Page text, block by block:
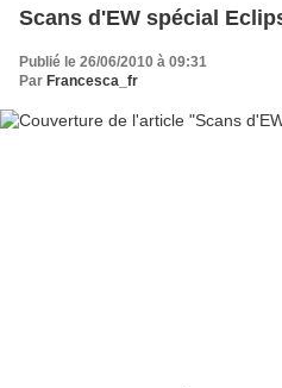
Scans d'EW spécial
Publié le 26/06/2010 à 09:31
Par Francesca_fr